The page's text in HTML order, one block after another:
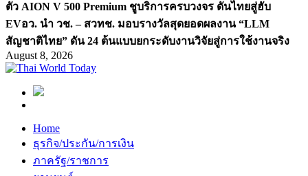
ตัว AION V 500 Premium ชูบริการครบวงจร ดันไทยสู่ฮับ
EVอว. นำ วช. – สวทช. มอบรางวัลสุดยอดผลงาน “LLM
สัญชาติไทย” ดัน 24 ต้นแบบยกระดับงานวิจัยสู่การใช้งานจริง
August 8, 2026
Home
ธุรกิจ/ประกัน/การเงิน
ภาครัฐ/ราชการ